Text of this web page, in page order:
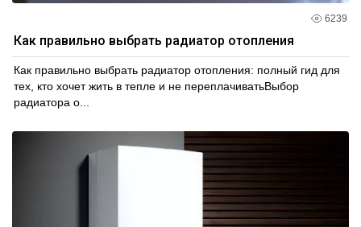
6239
Как правильно выбрать радиатор отопления
Как правильно выбрать радиатор отопления: полный гид для
тех, кто хочет жить в тепле и не переплачиватьВыбор
радиатора о...